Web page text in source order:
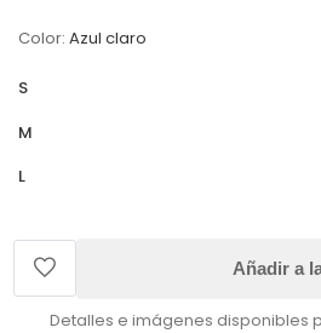
Color: Azul claro
S
M
L
Añadir a
Detalles e imágenes disponibles